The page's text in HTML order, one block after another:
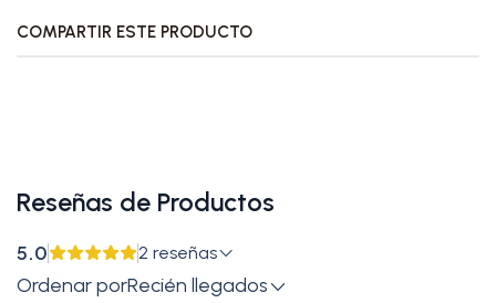
Características Destacadas:
•Contenido:Incluye un folleto de 12 páginas
•Edición Limitada:Esta edición especial es
COMPARTIR ESTE PRODUCTO
Reseñas de Productos
5.0 2 reseñas
Ordenar porRecién llegados